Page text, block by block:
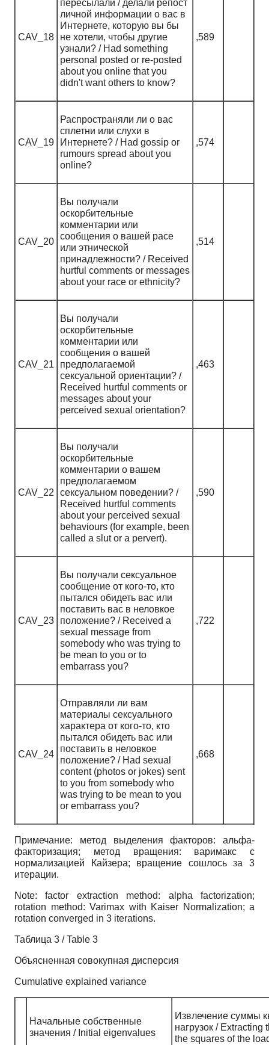
CAV_18
пересылали / делали репост
личной информации о вас в
Интернете, которую вы бы
не хотели, чтобы другие
узнали? / Had something
personal posted or re-posted
about you online that you
didn't want others to know?
,589
CAV_19
Распространяли ли о вас
сплетни или слухи в
Интернете? / Had gossip or
rumours spread about you
online?
,574
CAV_20
Вы получали
оскорбительные
комментарии или
сообщения о вашей расе
или этнической
принадлежности? / Received
hurtful comments or messages
about your race or ethnicity?
,514
CAV_21
Вы получали
оскорбительные
комментарии или
сообщения о вашей
предполагаемой
сексуальной ориентации? /
Received hurtful comments or
messages about your
perceived sexual orientation?
,463
CAV_22
Вы получали
оскорбительные
комментарии о вашем
предполагаемом
сексуальном поведении? /
Received hurtful comments
about your perceived sexual
behaviours (for example, been
called a slut or a pervert).
,590
CAV_23
Вы получали сексуальное
сообщение от кого-то, кто
пытался обидеть вас или
поставить вас в неловкое
положение? / Received a
sexual message from
somebody who was trying to
be mean to you or to
embarrass you?
,722
CAV_24
Отправляли ли вам
материалы сексуального
характера от кого-то, кто
пытался обидеть вас или
поставить в неловкое
положение? / Had sexual
content (photos or jokes) sent
to you from somebody who
was trying to be mean to you
or embarrass you?
,668
Примечание: метод выделения факторов: альфа-
факторизация; метод вращения: варимакс с
нормализацией Кайзера; вращение сошлось за 3
итерации.
Note: factor extraction method: alpha factorization;
rotation method: Varimax with Kaiser Normalization; a
rotation converged in 3 iterations.
Таблица 3 / Table 3
Объясненная совокупная дисперсия
Cumulative explained variance
Начальные собственные
значения / Initial eigenvalues
Извлечение суммы
нагрузок / Extracting
the squares of the